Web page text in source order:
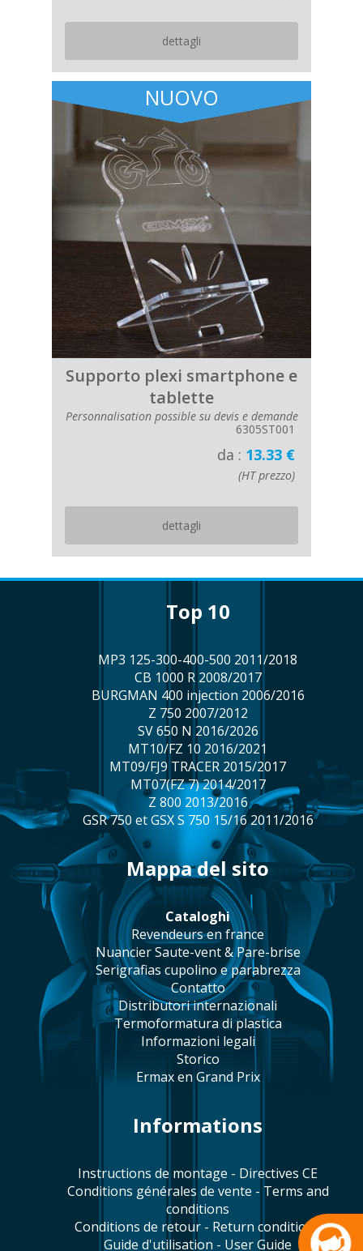
dettagli
NUOVO
Supporto plexi smartphone e
tablette
Personnalisation possible su devis e demande
6305ST001
da : 13.33 €
(HT prezzo)
dettagli
top 10
MP3 125-300-400-500 2011/2018
CB 1000 R 2008/2017
BURGMAN 400 injection 2006/2016
Z 750 2007/2012
SV 650 N 2016/2026
MT10/FZ 10 2016/2021
MT09/FJ9 TRACER 2015/2017
MT07(FZ 7) 2014/2017
Z 800 2013/2016
GSR 750 et GSX S 750 15/16 2011/2016
mappa del sito
cataloghi
revendeurs en france
Nuancier Saute-vent & Pare-brise
serigrafias cupolino e parabrezza
contatto
distributori internazionali
termoformatura di plastica
informazioni legali
storico
Ermax en Grand Prix
Informations
Instructions de montage - Directives CE
Conditions générales de vente - Terms and
conditions
Conditions de retour - Return conditions
Guide d'utilisation - User Guide